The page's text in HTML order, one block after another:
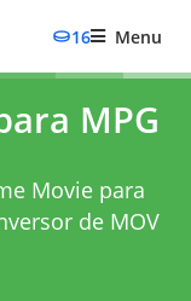
16 Menu
MPG
Movie para
de MOV